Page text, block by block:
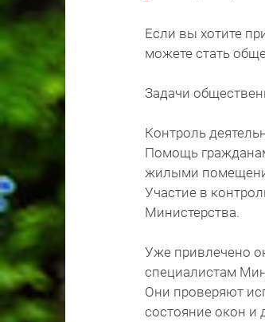
Если вы хотите
можете стать
Задачи
Контроль
Помощь
жилыми
Участие в
Министерства.
Уже привлечено
специалистам
Они проверяют
состояние окон и